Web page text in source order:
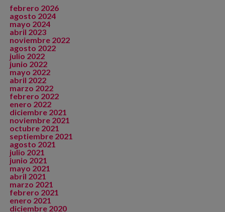
febrero 2026
agosto 2024
mayo 2024
abril 2023
noviembre 2022
agosto 2022
julio 2022
junio 2022
mayo 2022
abril 2022
marzo 2022
febrero 2022
enero 2022
diciembre 2021
noviembre 2021
octubre 2021
septiembre 2021
agosto 2021
julio 2021
junio 2021
mayo 2021
abril 2021
marzo 2021
febrero 2021
enero 2021
diciembre 2020